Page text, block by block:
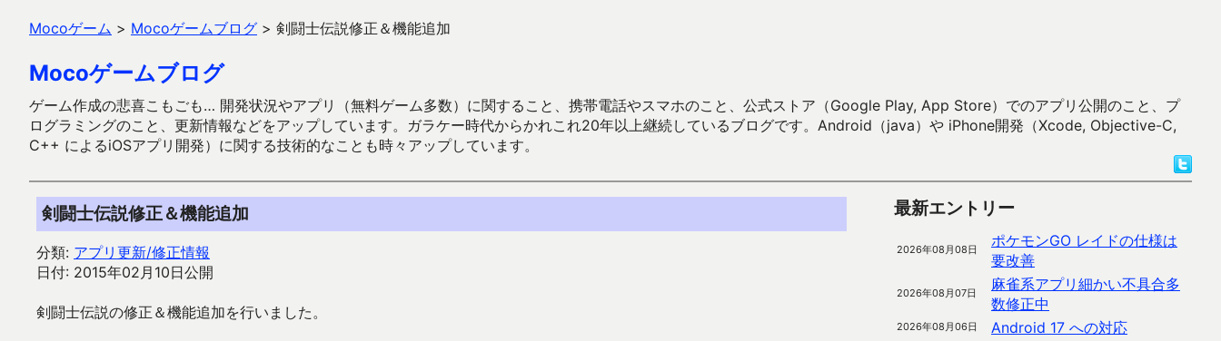
Mocoゲーム > Mocoゲームブログ > 剣闘士伝説修正＆機能追加
Mocoゲームブログ
ゲーム作成の悲喜こもごも… 開発状況やアプリ（無料ゲーム多数）に関すること、携帯電話やスマホのこと、公式ストア（Google Play, App Store）でのアプリ公開のこと、プ
ログラミングのこと、更新情報などをアップしています。ガラケー時代からかれこれ20年以上継続しているブログです。Android（java）や iPhone開発（Xcode, Objective-C,
C++ によるiOSアプリ開発）に関する技術的なことも時々アップしています。
剣闘士伝説修正＆機能追加
分類: アプリ更新/修正情報
日付: 2015年02月10日公開
剣闘士伝説の修正＆機能追加を行いました。
最新エントリー
2026年08月08日
ポケモンGO レイドの仕様は
要改善
2026年08月07日
麻雀系アプリ細かい不具合多
数修正中
2026年08月06日 Android 17 への対応